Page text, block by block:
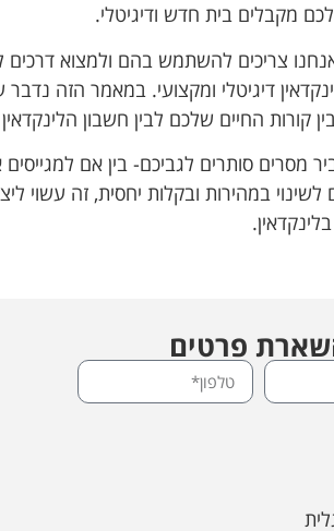
צריכים להשתמש בהם ולמצוא דרכים
דיגיטלי ומקצועי. במאמר הזה
קורות החיים שלכם לבין חשבון
מסרים סותרים לגביכם- בין אם למגייסים
במהירות ובקלות יחסית, זה עשוי
פרטים